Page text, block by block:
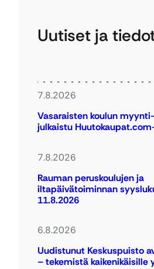
Uutiset ja
7.8.2026
Vasaraisten koulun
julkaistu
7.8.2026
Rauman peruskoulujen ja
iltapäivätoiminnan
11.8.2026
6.8.2026
Uudistunut Keskuspuisto
– tekemistä kaikenikäisille